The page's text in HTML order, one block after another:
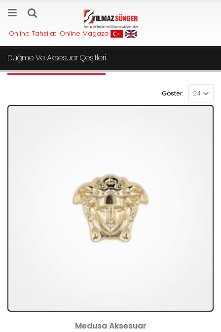
Online Tahsilat Online Magaza
Düğme Ve Aksesuar Çeşitleri
Göster:
Medusa Aksesuar